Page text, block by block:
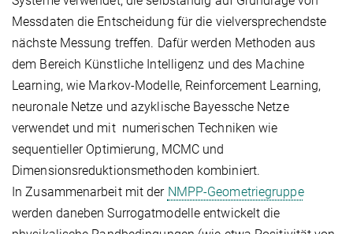
Messdaten die Entscheidung für die vielversprechendste
nächste Messung treffen. Dafür werden Methoden aus
dem Bereich Künstliche Intelligenz und des Machine
Learning, wie Markov-Modelle, Reinforcement Learning,
neuronale Netze und azyklische Bayessche Netze
verwendet und mit numerischen Techniken wie
sequentieller Optimierung, MCMC und
Dimensionsreduktionsmethoden kombiniert.
In Zusammenarbeit mit der NMPP-Geometriegruppe
werden daneben Surrogatmodelle entwickelt die